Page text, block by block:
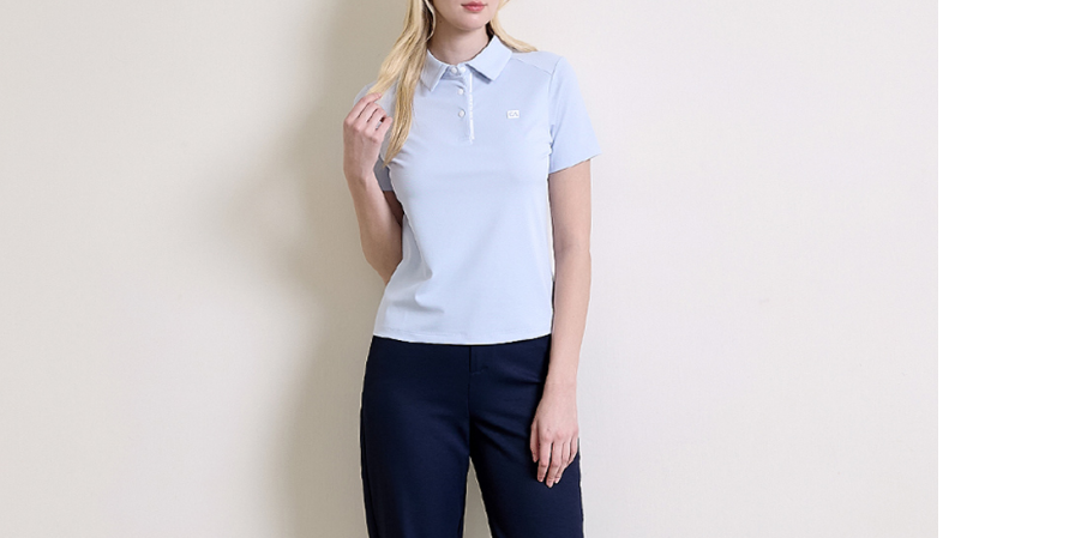
每筆NT$90，滿NT$1,500(含以上)免運費
宅配(離島)
每筆NT$225，滿NT$1,500(含以上)免運費